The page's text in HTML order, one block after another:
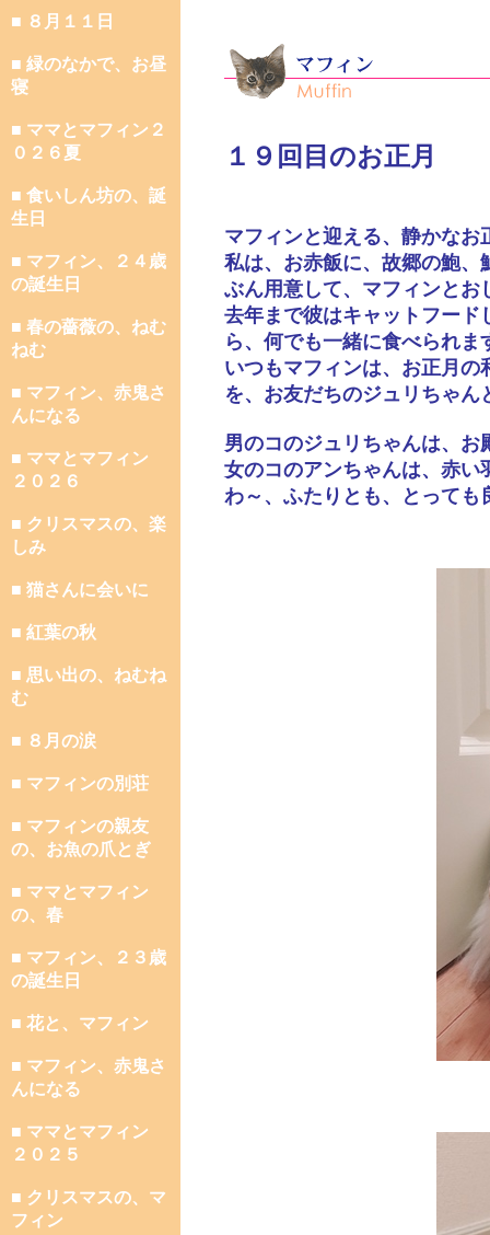
■ ８月１１日
■ 緑のなかで、お昼
寝
■ ママとマフィン２
０２６夏
■ 食いしん坊の、誕
生日
■ マフィン、２４歳
の誕生日
■ 春の薔薇の、ねむ
ねむ
■ マフィン、赤鬼さ
んになる
■ ママとマフィン
２０２６
■ クリスマスの、楽
しみ
■ 猫さんに会いに
■ 紅葉の秋
■ 思い出の、ねむね
む
■ ８月の涙
■ マフィンの別荘
■ マフィンの親友
の、お魚の爪とぎ
■ ママとマフィン
の、春
■ マフィン、２３歳
の誕生日
■ 花と、マフィン
■ マフィン、赤鬼さ
んになる
■ ママとマフィン
２０２５
■ クリスマスの、マ
フィン
１９回目のお正月
マフィンと迎える、静かなお
私は、お赤飯に、故郷の鮑、
ぶん用意して、マフィンとお
去年まで彼はキャットフード
ら、何でも一緒に食べられま
いつもマフィンは、お正月
を、お友だちのジュリちゃ
男のコのジュリちゃんは、お
女のコのアンちゃんは、赤い
わ～、ふたりとも、とっても